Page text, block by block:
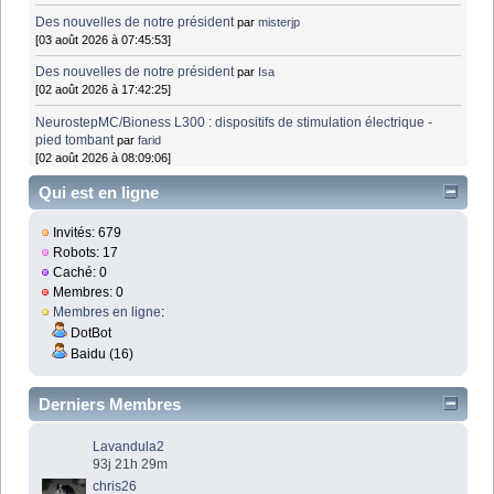
Des nouvelles de notre président parmisterjp
[03 août 2026 à 07:45:53]
Des nouvelles de notre président par Isa
[02 août 2026 à 17:42:25]
NeurostepMC/Bioness L300 : dispositifs de stimulation électrique -
pied tombant parfarid
[02 août 2026 à 08:09:06]
Qui est en ligne
Invités: 679
Robots: 17
Caché: 0
Membres: 0
Membres en ligne:
DotBot
Baidu (16)
Derniers Membres
Lavandula2
93j 21h 29m
chris26